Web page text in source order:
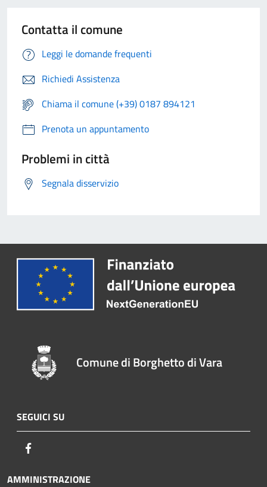
Contatta il comune
Leggi le domande frequenti
Richiedi Assistenza
Chiama il comune (+39) 0187 894121
Prenota un appuntamento
Problemi in città
Segnala disservizio
Comune di Borghetto di Vara
SEGUICI SU
AMMINISTRAZIONE